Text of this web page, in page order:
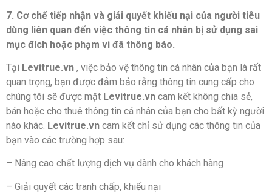
7. Cơ chế tiếp nhận và giải quyết khiếu nại của người tiêu
dùng liên quan đến việc thông tin cá nhân bị sử dụng sai
mục đích hoặc phạm vi đã thông báo.
Tại Levitrue.vn , việc bảo vệ thông tin cá nhân của bạn là rất
quan trọng, bạn được đảm bảo rằng thông tin cung cấp cho
chúng tôi sẽ được mật Levitrue.vn cam kết không chia sẻ,
bán hoặc cho thuê thông tin cá nhân của bạn cho bất kỳ người
nào khác. Levitrue.vn cam kết chỉ sử dụng các thông tin của
bạn vào các trường hợp sau:
– Nâng cao chất lượng dịch vụ dành cho khách hàng
– Giải quyết các tranh chấp, khiếu nại